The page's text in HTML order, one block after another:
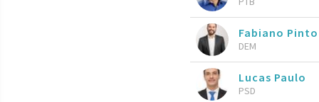
Fabiano Pinto
DEM
Lucas Paulo
PSD